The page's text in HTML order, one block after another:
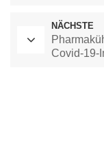
NÄCHSTE
Covid-19-